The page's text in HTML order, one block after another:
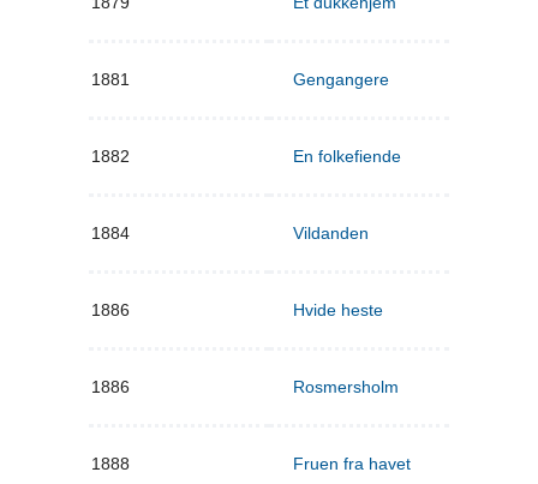
1881 Gengangere
1882 En folkefiende
1884 Vildanden
1886 Hvide heste
1886 Rosmersholm
1888 Fruen fra havet